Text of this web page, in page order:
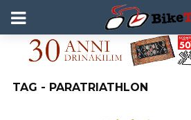
TAG - PARATRIATHLON